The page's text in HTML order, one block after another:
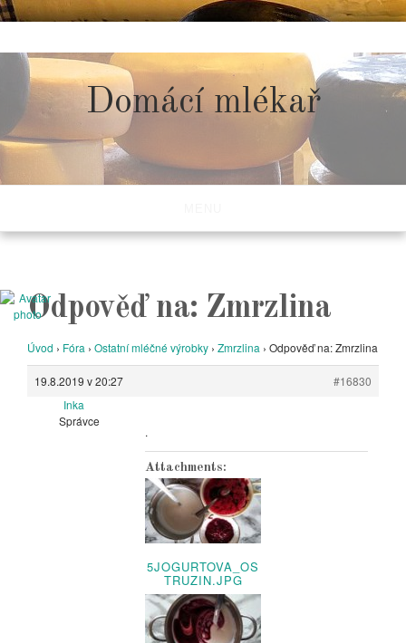
to
content
Domácí mlékař
Odpověď na: Zmrzlina
Úvod › Fóra › Ostatní mléčné výrobky › Zmrzlina › Odpověď na: Zmrzlina
19.8.2019 v 20:27
#16830
Inka
Správce
.
Attachments:
5JOGURTOVA_OS
TRUZIN.JPG